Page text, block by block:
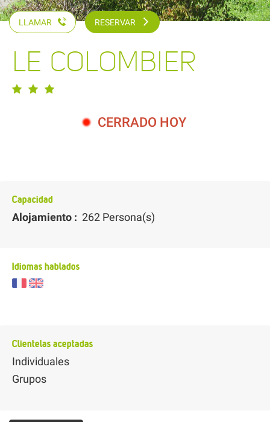
LLAMAR RESERVAR
LE COLOMBIER
CERRADO HOY
Capacidad
Alojamiento : 262 Persona(s)
Idiomas hablados
Clientelas aceptadas
Individuales
Grupos